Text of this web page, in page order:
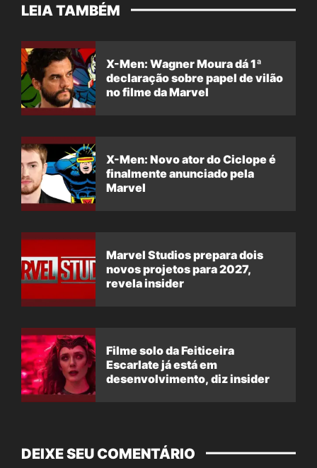
LEIA TAMBÉM
X-Men: Wagner Moura dá 1ª
declaração sobre papel de vilão
no filme da Marvel
X-Men: Novo ator do Ciclope é
finalmente anunciado pela
Marvel
Marvel Studios prepara dois
novos projetos para 2027,
revela insider
Filme solo da Feiticeira
Escarlate já está em
desenvolvimento, diz insider
DEIXE SEU COMENTÁRIO